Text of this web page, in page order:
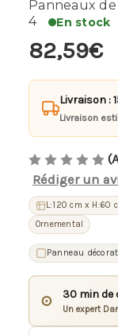
Panneaux
4
En stock
82,59€
Livraison :
Livraison
Rédiger un
L:120 cm x H:60
Ornemental
Panneau
⊙ 30 min
Un expert